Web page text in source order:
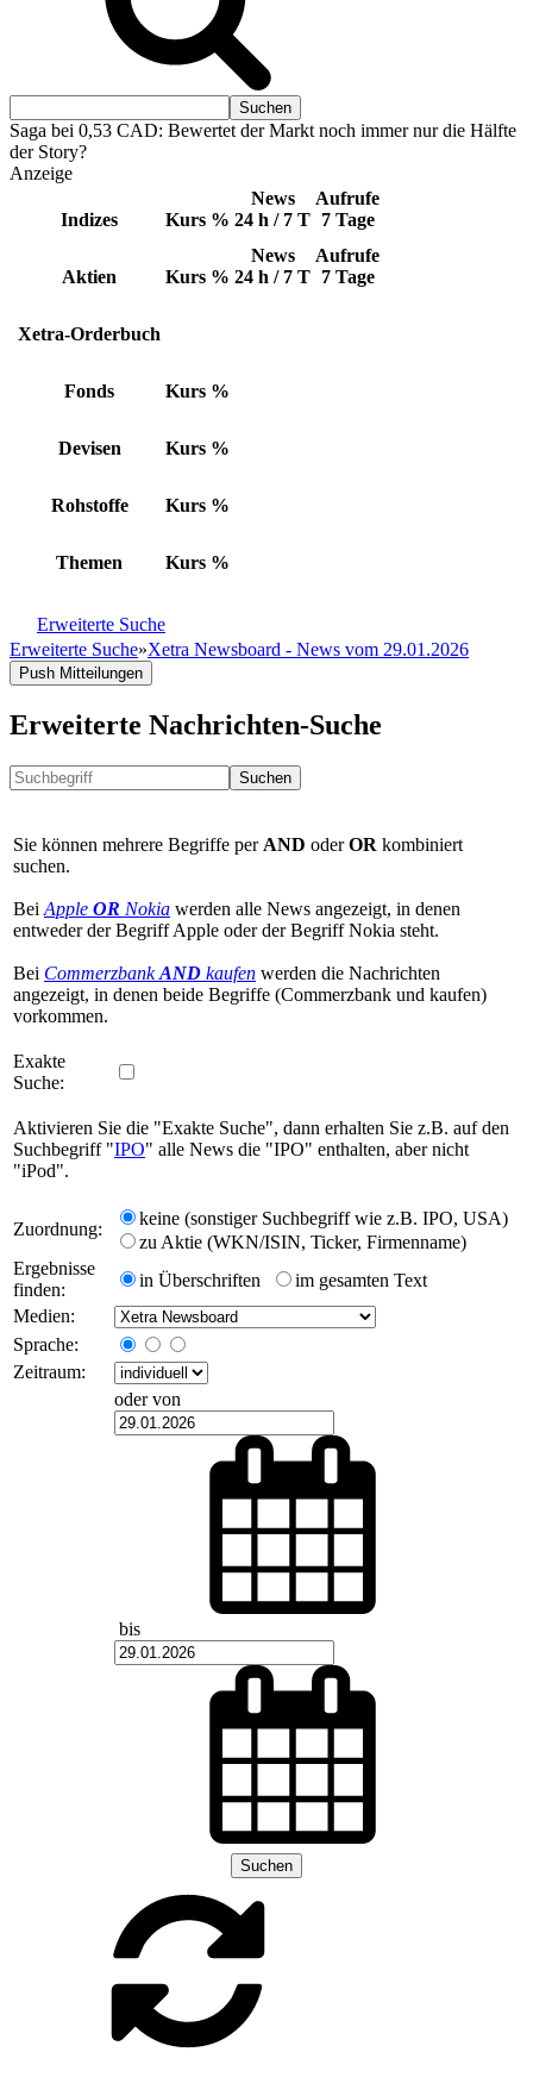
Saga bei 0,53 CAD: Bewertet der Markt noch immer nur die Hälfte
der Story?
Anzeige
Indizes Kurs %
News
24 h / 7 T
Aufrufe
7 Tage
Aktien Kurs %
News
24 h / 7 T
Aufrufe
7 Tage
Xetra-Orderbuch
Fonds Kurs %
Devisen Kurs %
Rohstoffe Kurs %
Themen Kurs %
Erweiterte Suche
Erweiterte Suche»Xetra Newsboard - News vom 29.01.2026
Push Mitteilungen
Erweiterte Nachrichten-Suche
Suchen
Sie können mehrere Begriffe per AND oderOR kombiniert
suchen.
Bei Apple OR Nokia werden alle News angezeigt, in denen
entweder der Begriff Apple oder der Begriff Nokia steht.
Bei CommerzbankAND kaufen werden die Nachrichten
angezeigt, in denen beide Begriffe (Commerzbank und kaufen)
vorkommen.
Exakte
Suche:
Aktivieren Sie die "Exakte Suche", dann erhalten Sie z.B. auf den
Suchbegriff "IPO" alle News die "IPO" enthalten, aber nicht
"iPod".
Zuordnung:
keine (sonstiger Suchbegriff wie z.B. IPO, USA)
zu Aktie (WKN/ISIN, Ticker, Firmenname)
Ergebnisse
finden:
in Überschriften
im gesamten Text
Medien:
Sprache:
Zeitraum:
oder von
bis
Suchen